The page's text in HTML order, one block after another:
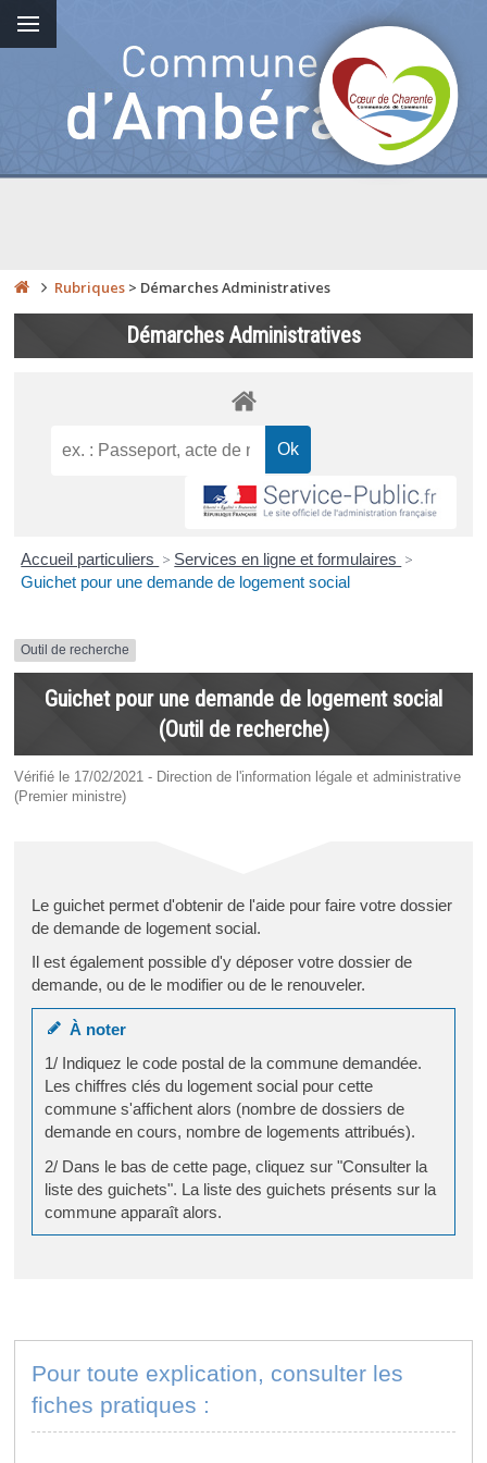
Rubriques > Démarches Administratives
Démarches Administratives
Accueil particuliers > Services en ligne et formulaires >
Guichet pour une demande de logement social
Outil de recherche
Guichet pour une demande de logement social
(Outil de recherche)
Vérifié le 17/02/2021 - Direction de l'information légale et administrative
(Premier ministre)
Le guichet permet d'obtenir de l'aide pour faire votre dossier
de demande de logement social.
Il est également possible d'y déposer votre dossier de
demande, ou de le modifier ou de le renouveler.
À noter
1/ Indiquez le code postal de la commune demandée.
Les chiffres clés du logement social pour cette
commune s'affichent alors (nombre de dossiers de
demande en cours, nombre de logements attribués).
2/ Dans le bas de cette page, cliquez sur "Consulter la
liste des guichets". La liste des guichets présents sur la
commune apparaît alors.
Pour toute explication, consulter les
fiches pratiques :